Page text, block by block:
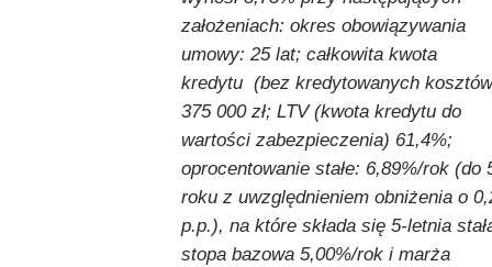
założeniach: okres obowiązywania
umowy: 25 lat; całkowita kwota
kredytu (bez kredytowanych
375 000 zł; LTV (kwota kredytu do
wartości zabezpieczenia) 61,4%;
oprocentowanie stałe: 6,89%/rok (do
roku z uwzględnieniem obniżenia o
p.p.), na które składa się 5-letnia
stopa bazowa 5,00%/rok i marża